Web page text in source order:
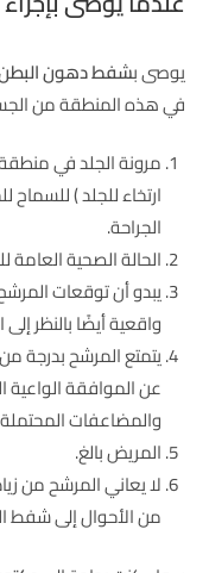
يوصى بشفط دهون
في هذه المنطقة من الجسم
مرونة الجلد في
ارتخاء للجلد ) للسماح
الجراحة.
الحالة الصحية
يبدو أن توقعات
واقعية أيضًا بالنظر
يتمتع المرشح بدرجة
عن الموافقة الواعية
والمضاعفات
المريض بالغ.
لا يعاني المرشح من
من الأحوال إلى شفط